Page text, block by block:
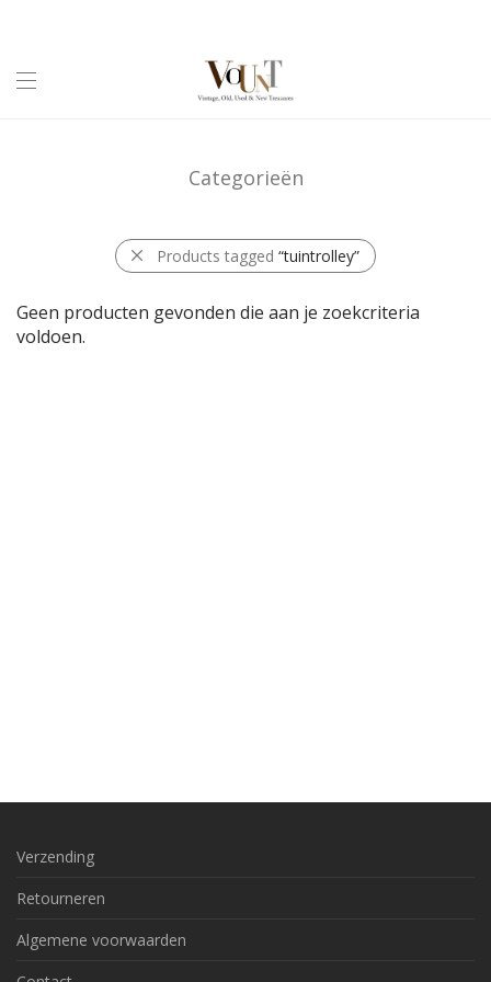
Categorieën
Products tagged “tuintrolley”
Geen producten gevonden die aan je zoekcriteria
voldoen.
Verzending
Retourneren
Algemene voorwaarden